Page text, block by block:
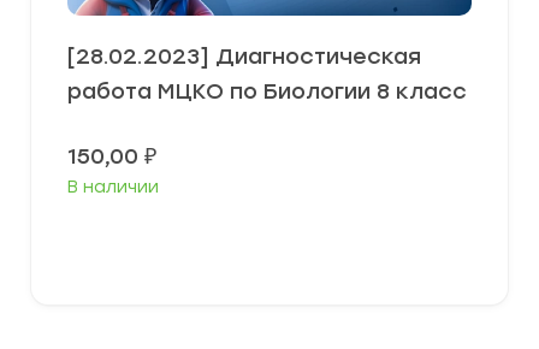
[28.02.2023] Диагностическая
работа МЦКО по Биологии 8 класс
150,00 ₽
В наличии